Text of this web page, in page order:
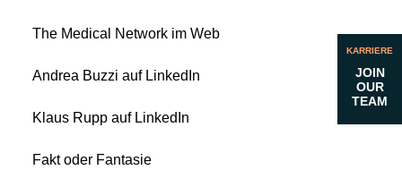
The Medical Network im Web
Andrea Buzzi auf LinkedIn
Klaus Rupp auf LinkedIn
Fakt oder Fantasie
KARRIERE
JOIN
OUR
TEAM